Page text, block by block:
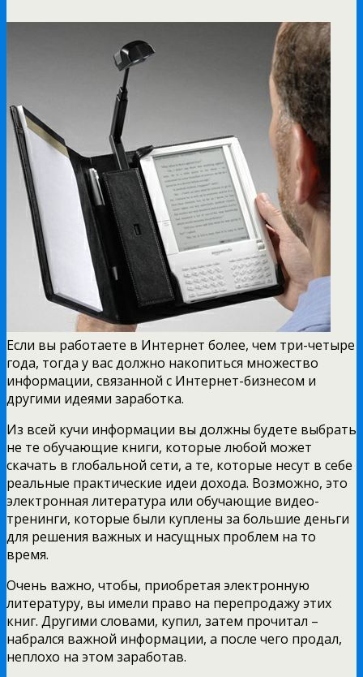
Если вы работаете в Интернет более, чем три-четыре
года, тогда у вас должно накопиться множество
информации, связанной с Интернет-бизнесом и
другими идеями заработка.
Из всей кучи информации вы должны будете выбрать
не те обучающие книги, которые любой может
скачать в глобальной сети, а те, которые несут в себе
реальные практические идеи дохода. Возможно, это
электронная литература или обучающие видео-
тренинги, которые были куплены за большие деньги
для решения важных и насущных проблем на то
время.
Очень важно, чтобы, приобретая электронную
литературу, вы имели право на перепродажу этих
книг. Другими словами, купил, затем прочитал –
набрался важной информации, а после чего продал,
неплохо на этом заработав.